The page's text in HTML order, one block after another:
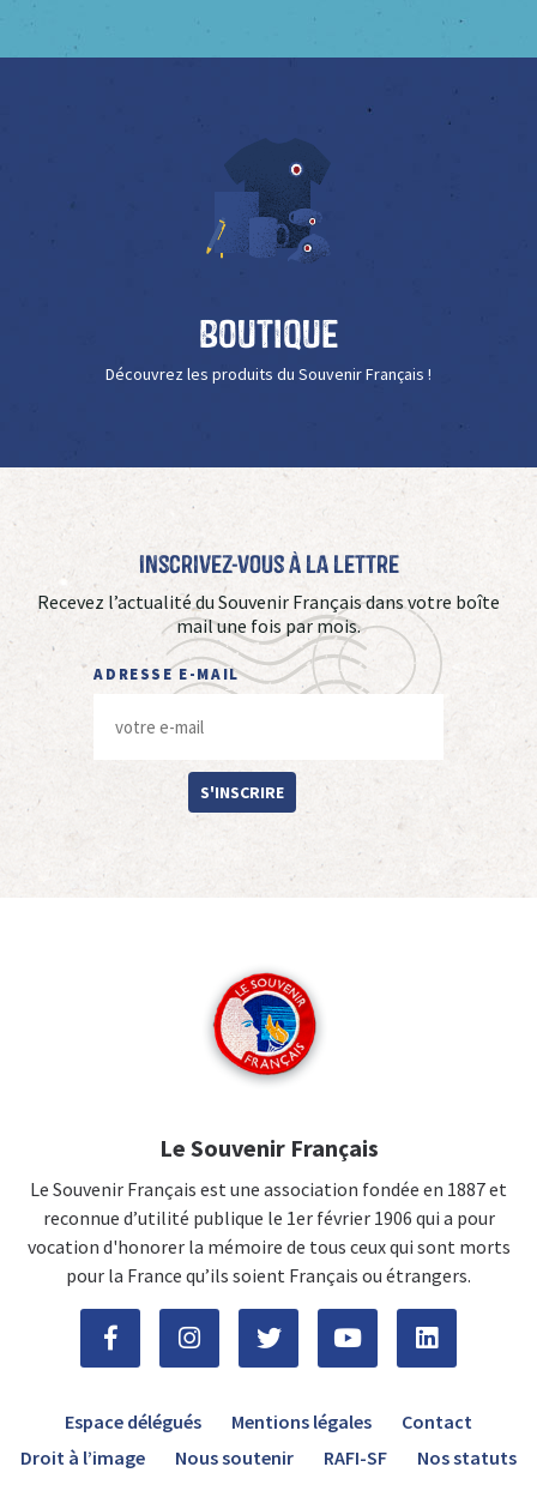
Boutique
Découvrez les produits du Souvenir Français !
Inscrivez-vous à La Lettre
Recevez l’actualité du Souvenir Français dans votre boîte
mail une fois par mois.
ADRESSE E-MAIL
S'INSCRIRE
Le Souvenir Français
Le Souvenir Français est une association fondée en 1887 et
reconnue d’utilité publique le 1er février 1906 qui a pour
vocation d'honorer la mémoire de tous ceux qui sont morts
pour la France qu’ils soient Français ou étrangers.
Espace délégués Mentions légales
Contact
Droit à l’image
Nous soutenir RAFI-SF Nos statuts